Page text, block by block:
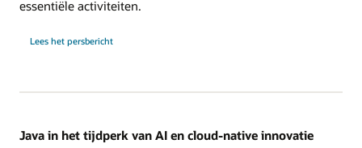
essentiële activiteiten.
Lees het persbericht
Java in het tijdperk van AI en cloud-native innovatie